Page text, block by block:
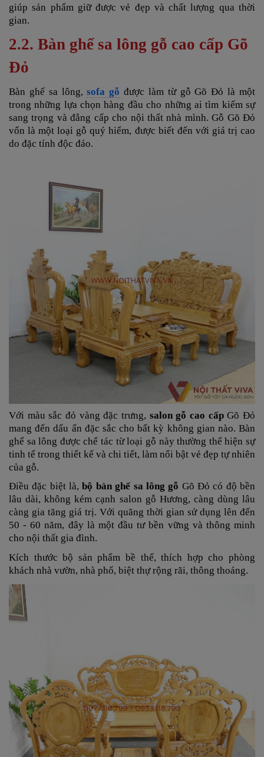
giúp sản phẩm giữ được vẻ đẹp và chất lượng qua thời
gian.
2.2. Bàn ghế sa lông gỗ cao cấp Gõ
Đỏ
Bàn ghế sa lông,sofa gỗ được làm từ gỗ Gõ Đỏ là một
trong những lựa chọn hàng đầu cho những ai tìm kiếm sự
sang trọng và đẳng cấp cho nội thất nhà mình. Gỗ Gõ Đỏ
vốn là một loại gỗ quý hiếm, được biết đến với giá trị cao
do đặc tính độc đáo.
Với màu sắc đỏ vàng đặc trưng, salon gỗ cao cấpGõ Đỏ
mang đến dấu ấn đặc sắc cho bất kỳ không gian nào. Bàn
ghế sa lông được chế tác từ loại gỗ này thường thể hiện sự
tinh tế trong thiết kế và chi tiết, làm nổi bật vẻ đẹp tự nhiên
của gỗ.
Điều đặc biệt là,bộ bàn ghế sa lông gỗ Gõ Đỏ có độ bền
lâu dài, không kém cạnh salon gỗ Hương, càng dùng lâu
càng gia tăng giá trị. Với quãng thời gian sử dụng lên đến
50 - 60 năm, đây là một đầu tư bền vững và thông minh
cho nội thất gia đình.
Kích thước bộ sản phẩm bề thế, thích hợp cho phòng
khách nhà vườn, nhà phố, biệt thự rộng rãi, thông thoáng.